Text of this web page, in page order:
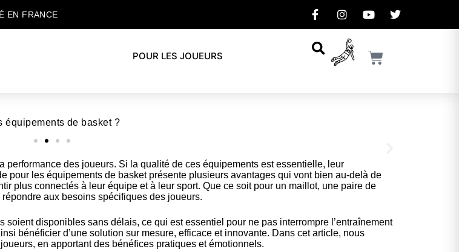
EN FRANCE
POUR LES JOUEURS
équipements de basket ?
des joueurs. Si la qualité de ces équipements est essentielle, leur
pour les équipements de basket présente plusieurs avantages qui vont bien au-delà de
plus connectés à leur équipe et à leur sport. Que ce soit pour un maillot, une paire de
aux besoins spécifiques des joueurs.
disponibles sans délais, ce qui est essentiel pour ne pas interrompre l’entraînement
bénéficier d’une solution sur mesure, efficace et innovante. Dans cet article, nous
en apportant des bénéfices pratiques et émotionnels.